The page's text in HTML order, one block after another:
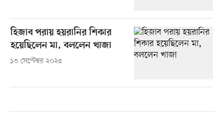
হিজাব পরায় হয়রানির শিকার
হয়েছিলেন মা, বললেন খাজা
১৩ সেপ্টেম্বর ২০২৫